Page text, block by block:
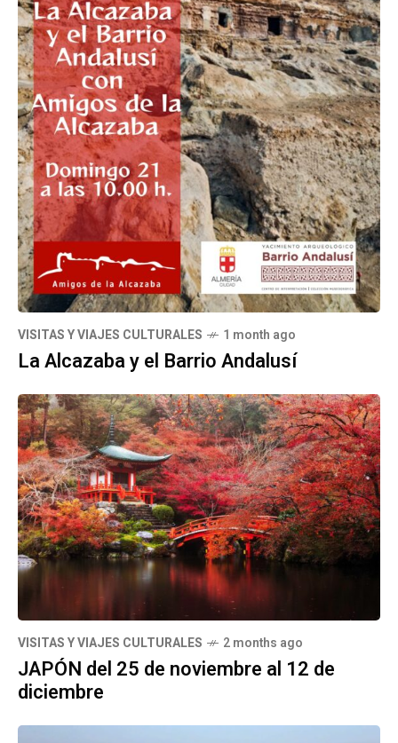
VISITAS Y VIAJES CULTURALES 1 month ago
La Alcazaba y el Barrio Andalusí
VISITAS Y VIAJES CULTURALES 2 months ago
JAPÓN del 25 de noviembre al 12 de
diciembre